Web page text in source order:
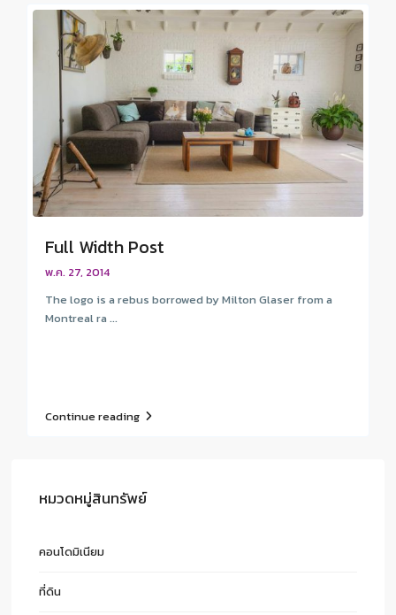
Full Width Post
พ.ค. 27, 2014
The logo is a rebus borrowed by Milton Glaser from a
Montreal ra ...
Continue reading
หมวดหมู่สินทรัพย์
คอนโดมิเนียม
ที่ดิน